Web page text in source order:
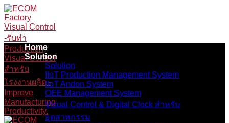
Skip
to
content
Home
Solution
Solution
IIoT Production Management System
IIoT Andon System
OEE Management System
Visual Control & Digital Clock สำหรับ
อุตสาหกรรม